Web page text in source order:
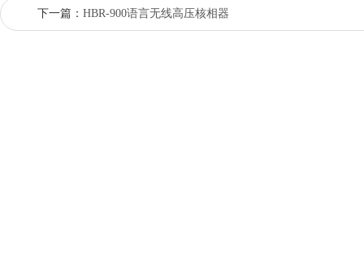
下一篇： HBR-900语言无线高压核相器